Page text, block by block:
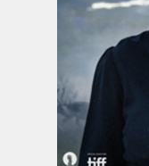
PÁGINA INICIAL
FilmesNoCinema.com.br
sessões de cinema no